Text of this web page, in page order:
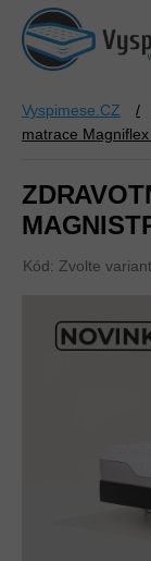
Přejít
obsah
Vyspimese.CZ /
matrace
Kód: Zvolte